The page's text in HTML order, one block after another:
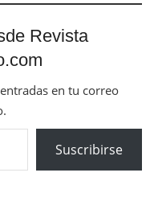
Revista
en tu correo
Suscribirse